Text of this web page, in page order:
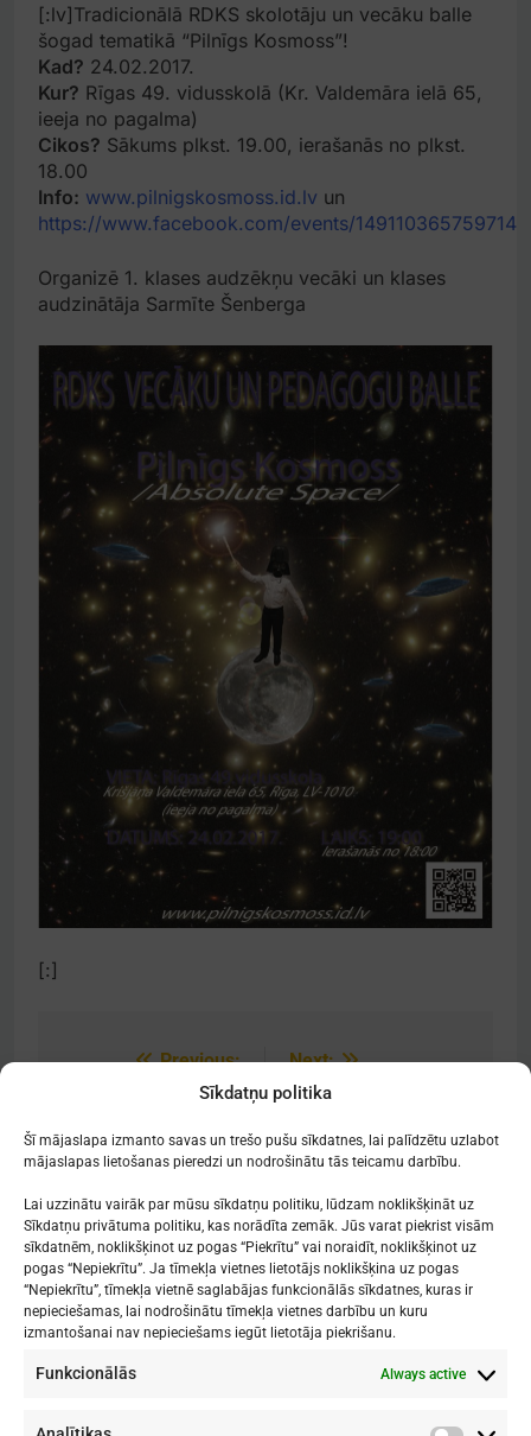
Sīkdatņu politika
Šī mājaslapa izmanto savas un trešo pušu sīkdatnes, lai palīdzētu uzlabot
mājaslapas lietošanas pieredzi un nodrošinātu tās teicamu darbību.
Lai uzzinātu vairāk par mūsu sīkdatņu politiku, lūdzam noklikšķināt uz
Sīkdatņu privātuma politiku, kas norādīta zemāk. Jūs varat piekrist visām
sīkdatnēm, noklikšķinot uz pogas “Piekrītu” vai noraidīt, noklikšķinot uz
pogas “Nepiekrītu”. Ja tīmekļa vietnes lietotājs noklikšķina uz pogas
“Nepiekrītu”, tīmekļa vietnē saglabājas funkcionālās sīkdatnes, kuras ir
nepieciešamas, lai nodrošinātu tīmekļa vietnes darbību un kuru
izmantošanai nav nepieciešams iegūt lietotāja piekrišanu.
Funkcionālās Always active
[:lv]Tradicionālā RDKS skolotāju un vecāku balle
šogad tematikā “Pilnīgs Kosmoss”!
Kad? 24.02.2017.
Kur? Rīgas 49. vidusskolā (Kr. Valdemāra ielā 65,
ieeja no pagalma)
Cikos? Sākums plkst. 19.00, ierašanās no plkst.
18.00
Info: www.pilnigskosmoss.id.lv un
https://www.facebook.com/events/
Organizē 1. klases audzēkņu vecāki un klases
audzinātāja Sarmīte Šenberga
[:]
Post
Previous:
[:lv]Pateicības[:]
Next:
[:lv]Pieteikšanās
konkursam[:]
Mākslu izglītības kompetences centrs
"Nacionālā Mākslu vidusskola"
RĪGAS DOMA KORA SKOLA
1. - 9. klases